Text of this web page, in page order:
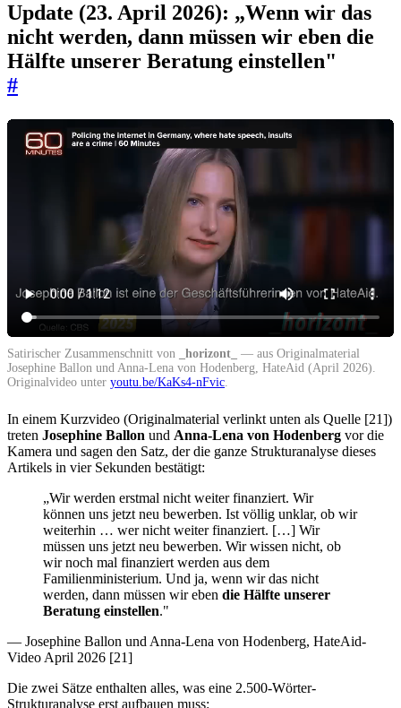
Update (23. April 2026): „Wenn wir das
nicht werden, dann müssen wir eben die
Hälfte unserer Beratung einstellen"
#
Satirischer Zusammenschnitt von _horizont_
— aus Originalmaterial
Josephine Ballon und Anna-Lena von Hodenberg, HateAid (April 2026).
Originalvideo unter youtu.be/KaKs4-nFvic
In einem Kurzvideo (Originalmaterial verlinkt unten als Quelle [21])
treten Josephine Ballon und Anna-Lena von Hodenberg vor die
Kamera und sagen den Satz, der die ganze Strukturanalyse dieses
Artikels in vier Sekunden bestätigt:
„Wir werden erstmal nicht weiter finanziert. Wir
können uns jetzt neu bewerben. Ist völlig unklar, ob wir
weiterhin … wer nicht weiter finanziert. […] Wir
müssen uns jetzt neu bewerben. Wir wissen nicht, ob
wir noch mal finanziert werden aus dem
Familienministerium. Und ja, wenn wir das nicht
werden, dann müssen wir eben die Hälfte unserer
Beratung einstellen."
— Josephine Ballon und Anna-Lena von Hodenberg, HateAid-
Video April 2026 [21]
Die zwei Sätze enthalten alles, was eine 2.500-Wörter-
Strukturanalyse erst aufbauen muss: